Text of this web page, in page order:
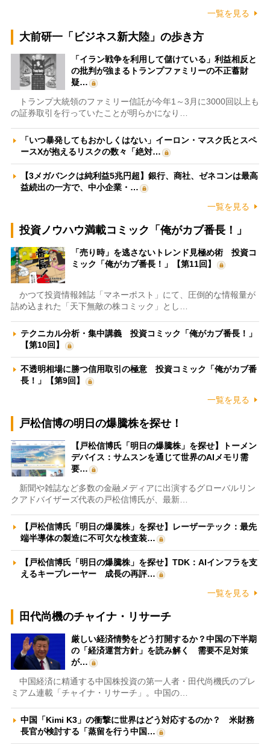
一覧を見る
大前研一「ビジネス新大陸」の歩き方
「イラン戦争を利用して儲けている」利益相反と
の批判が強まるトランプファミリーの不正蓄財
疑…
トランプ大統領のファミリー信託が今年1～3月に3000回以上も
の証券取引を行っていたことが明らかになり…
「いつ暴発してもおかしくはない」イーロン・マスク氏とスペ
ースXが抱えるリスクの数々「絶対…
【3メガバンクは純利益5兆円超】銀行、商社、ゼネコンは最高
益続出の一方で、中小企業・…
一覧を見る
投資ノウハウ満載コミック「俺がカブ番長！」
「売り時」を逃さないトレンド見極め術 投資コ
ミック「俺がカブ番長！」【第11回】
かつて投資情報雑誌「マネーポスト」にて、圧倒的な情報量が
詰め込まれた「天下無敵の株コミック」とし…
テクニカル分析・集中講義 投資コミック「俺がカブ番長！」
【第10回】
不透明相場に勝つ信用取引の極意 投資コミック「俺がカブ番
長！」【第9回】
一覧を見る
戸松信博の明日の爆騰株を探せ！
【戸松信博氏「明日の爆騰株」を探せ】トーメン
デバイス：サムスンを通じて世界のAIメモリ需
要…
新聞や雑誌など多数の金融メディアに出演するグローバルリン
クアドバイザーズ代表の戸松信博氏が、最新…
【戸松信博氏「明日の爆騰株」を探せ】レーザーテック：最先
端半導体の製造に不可欠な検査装…
【戸松信博氏「明日の爆騰株」を探せ】TDK：AIインフラを支
えるキープレーヤー 成長の再評…
一覧を見る
田代尚機のチャイナ・リサーチ
厳しい経済情勢をどう打開するか？中国の下半期
の「経済運営方針」を読み解く 需要不足対策
が…
中国経済に精通する中国株投資の第一人者・田代尚機氏のプレ
ミアム連載「チャイナ・リサーチ」。中国の…
中国「Kimi K3」の衝撃に世界はどう対応するのか？ 米財務
長官が検討する「蒸留を行う中国…